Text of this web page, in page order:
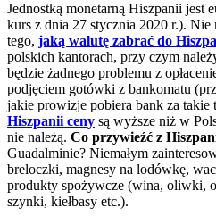
Jednostką monetarną Hiszpanii jest
kurs z dnia 27 stycznia 2020 r.).
tego, jaką walutę zabrać do
polskich kantorach, przy czym
będzie żadnego problemu z
podjęciem gotówki z bankomatu
jakie prowizje pobiera bank za takie
Hiszpanii ceny są wyższe niż w
nie należą. Co przywieźć z
Guadalminie? Niemałym
breloczki, magnesy na lodówkę,
produkty spożywcze (wina, oliwki,
szynki, kiełbasy etc.).